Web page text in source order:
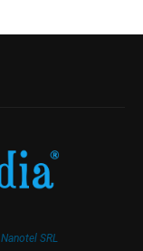
Nanotel SRL